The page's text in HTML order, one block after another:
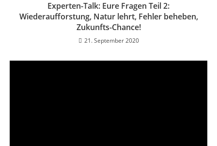
Experten-Talk: Eure Fragen Teil 2:
Wiederaufforstung, Natur lehrt, Fehler beheben,
Zukunfts-Chance!
21. September 2020